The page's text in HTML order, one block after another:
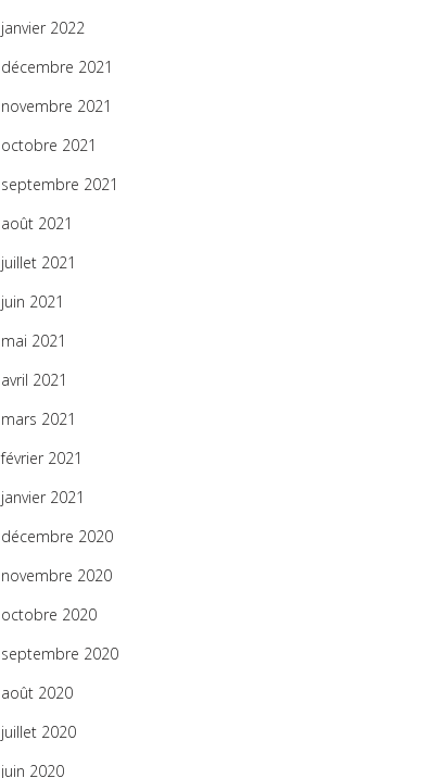
janvier 2022
décembre 2021
novembre 2021
octobre 2021
septembre 2021
août 2021
juillet 2021
juin 2021
mai 2021
avril 2021
mars 2021
février 2021
janvier 2021
décembre 2020
novembre 2020
octobre 2020
septembre 2020
août 2020
juillet 2020
juin 2020